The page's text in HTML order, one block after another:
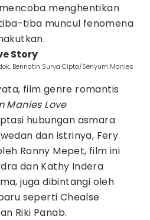
menghentikan
tiba muncul fenomena
Story
Bennatin Surya Cipta/Senyum Manies
film genre romantis
Manies Love
hubungan asmara
dan istrinya, Fery
Ronny Mepet, film ini
dan Kathy Indera
juga dibintangi oleh
seperti Chealse
Riki Panab.